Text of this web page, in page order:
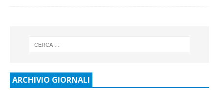
ARCHIVIO GIORNALI